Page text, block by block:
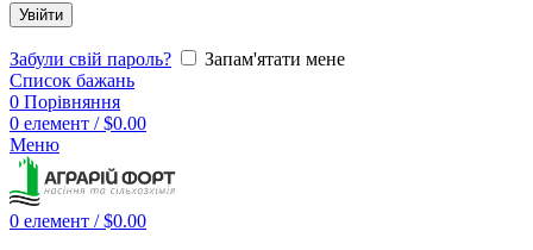
Увійти
Забули свій пароль?
Запам'ятати мене
Список бажань
0 Порівняння
0 елемент / $0.00
Меню
0 елемент / $0.00